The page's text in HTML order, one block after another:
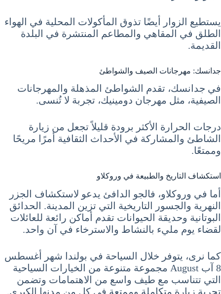
يستطيع الزوار أيضًا تذوق المأكولات المحلية في الهواء
الطلق في المقاهي والمطاعم المنتشرة في البلدة
القديمة.
جدانسك: مهرجانات الصيف والشواطئ
في جدانسك، تقدم الشواطئ المذهلة والمهرجانات
الصيفية، مثل مهرجان دومينيك، تجربة لا تُنسى.
درجات الحرارة الأكثر برودة قليلاً تجعل من زيارة
الشاطئ والمشاركة في الأحداث الثقافية أمرًا مريحًا
وممتعًا.
استكشاف التاريخ والطبيعة في وروكلاو
أما في وروكلاو، فالجو الدافئ يدعو لاستكشاف الجزر
النهرية والجسور التاريخية التي تزين المدينة. الحدائق
البوتانية وحديقة الحيوانات تقدم أماكن رائعة للعائلات
لقضاء يوم مليء بالنشاط والاسترخاء في آن واحد.
كما نرى، يتوفر خلال السياحة في بولندا شهر أغسطس
8 آب August مجموعة متنوعة من الخيارات السياحية
التي تتناسب مع طيف واسع من الاهتمامات وتضمن
تجربة زيارة متكاملة وممتعة في كل من مدنها الكبرى.